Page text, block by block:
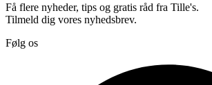
Få flere nyheder, tips og gratis råd fra Tille's.
Tilmeld dig vores nyhedsbrev.
Følg os